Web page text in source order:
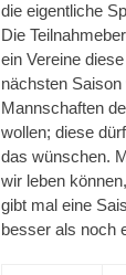
die eigentliche
Die
ein Vereine
nächsten
Mannschaften
wollen; diese
das wünschen.
wir leben
gibt mal eine
besser als noch